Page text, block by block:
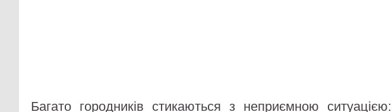
Багато городників стикаються з неприємною ситуацією: